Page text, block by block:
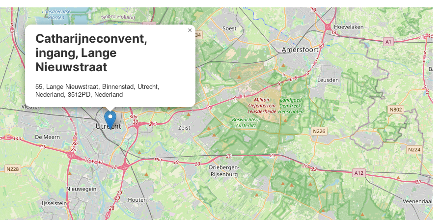
Catharijneconvent,
ingang, Lange
Nieuwstraat
55, Lange Nieuwstraat, Binnenstad, Utrecht,
Nederland, 3512PD, Nederland
×